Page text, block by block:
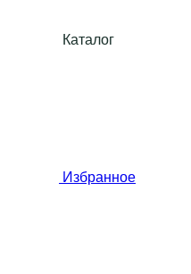
Каталог
Избранное